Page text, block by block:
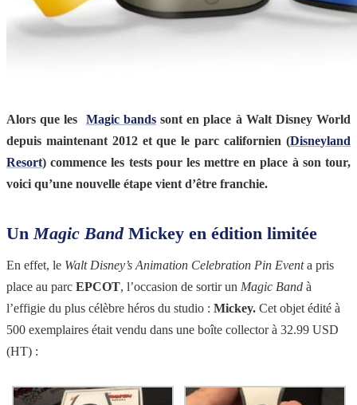
Alors que les Magic bandssont en place à Walt Disney World
depuis maintenant 2012 et que le parc californien (Disneyland
Resort) commence les tests pour les mettre en place à son tour,
voici qu’une nouvelle étape vient d’être franchie.
UnMagic Band Mickey en édition limitée
En effet, le Walt Disney’s Animation Celebration Pin Eventa pris
place au parc EPCOT, l’occasion de sortir un Magic Band à
l’effigie du plus célèbre héros du studio : Mickey. Cet objet édité à
500 exemplaires était vendu dans une boîte collector à 32.99 USD
(HT) :